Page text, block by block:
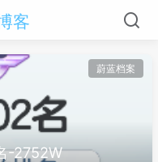
蔚蓝档案
-2752W